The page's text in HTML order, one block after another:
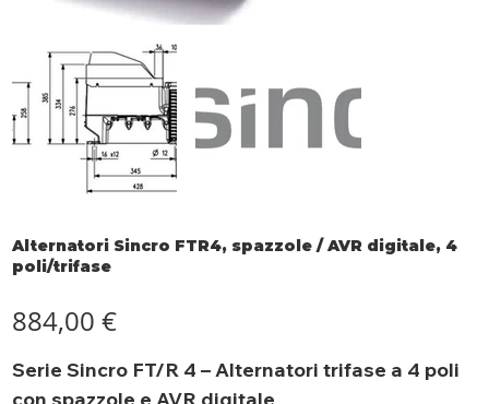
Alternatori Sincro FTR4, spazzole / AVR digitale, 4
poli/trifase
884,00 €
Serie Sincro FT/R 4 – Alternatori trifase a 4 poli